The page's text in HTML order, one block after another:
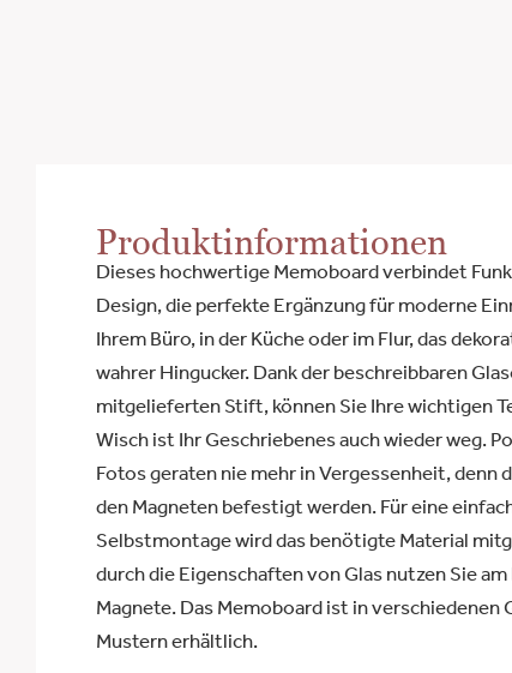
Produktinformationen
Dieses hochwertige Memoboard verbindet
Design, die perfekte Ergänzung für moderne
Ihrem Büro, in der Küche oder im Flur, das
wahrer Hingucker. Dank der beschreibbaren
mitgelieferten Stift, können Sie Ihre wichtigen
Wisch ist Ihr Geschriebenes auch wieder weg.
Fotos geraten nie mehr in Vergessenheit, denn
den Magneten befestigt werden. Für eine
Selbstmontage wird das benötigte Material
durch die Eigenschaften von Glas nutzen Sie
Magnete. Das Memoboard ist in verschiedenen
Mustern erhältlich.